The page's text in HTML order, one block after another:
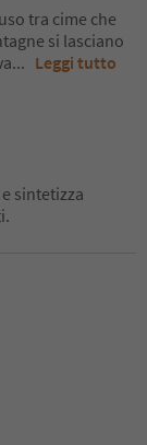
tra cime che
si lasciano
... Leggi tutto
sintetizza